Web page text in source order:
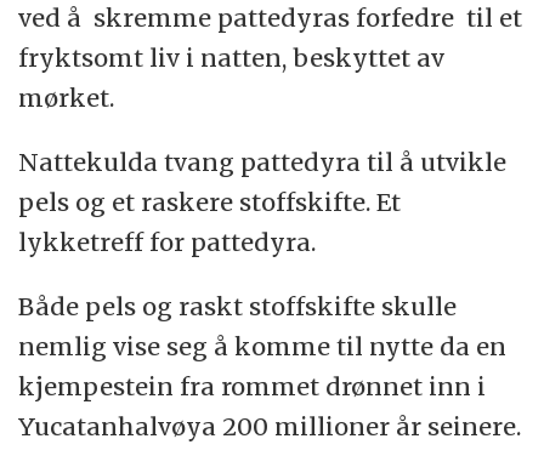
ved å skremme pattedyras forfedre til et
fryktsomt liv i natten, beskyttet av
mørket.
Nattekulda tvang pattedyra til å utvikle
pels og et raskere stoffskifte. Et
lykketreff for pattedyra.
Både pels og raskt stoffskifte skulle
nemlig vise seg å komme til nytte da en
kjempestein fra rommet drønnet inn i
Yucatanhalvøya 200 millioner år seinere.